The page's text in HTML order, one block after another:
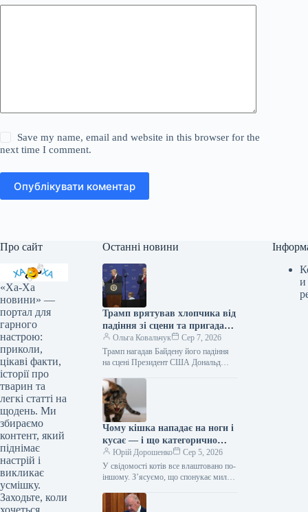
Save my name, email and website in this browser for the
next time I comment.
Опублікувати коментар
Про сайт
«Ха-Ха
новини» —
портал для
гарного
настрою:
приколи,
цікаві факти,
історії про
тварин та
легкі статті на
щодень. Ми
збираємо
контент, який
піднімає
настрій і
викликає
усмішку.
Заходьте, коли
хочеться
Останні новини
Трамп врятував хлопчика від
падіння зі сцени та пригадав
Байдена (відео)
Ольга Ковальчук
Сер 7, 2026
Трамп нагадав Байдену його падіння
на сцені Президент США Дональд
сцени та обмовився про…
Чому кішка нападає на ноги і
кусає — і що категорично
заборонено робити у відповідь
Юрій Дорошенко
Сер 5, 2026
У свідомості котів все влаштовано по-
іншому. З’ясуємо, що спонукає милу
домашнього бешкетника, і як
и